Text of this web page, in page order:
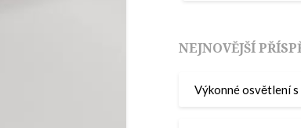
NEJNOVĚJŠÍ
Výkonné osvětlení